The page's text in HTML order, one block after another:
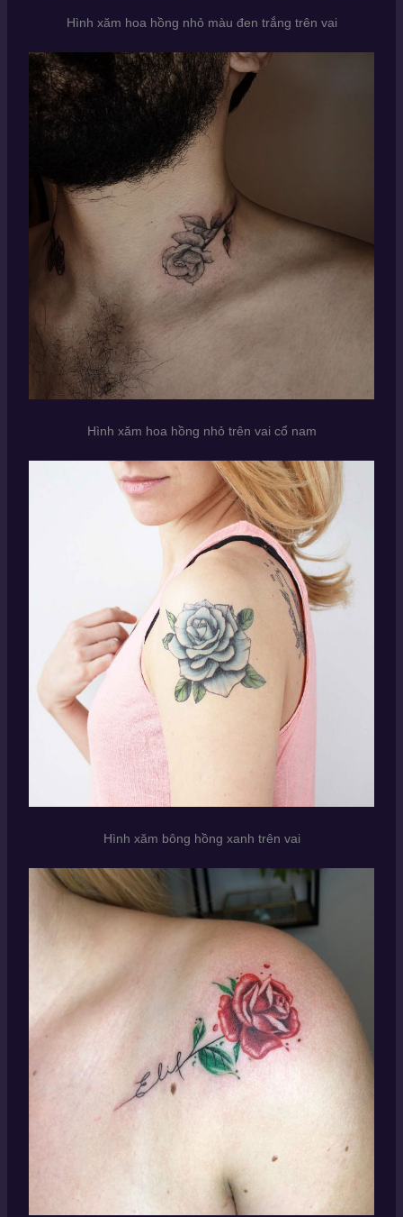
Hình xăm hoa hồng nhỏ màu đen trắng trên vai
Hình xăm hoa hồng nhỏ trên vai cổ nam
Hình xăm bông hồng xanh trên vai